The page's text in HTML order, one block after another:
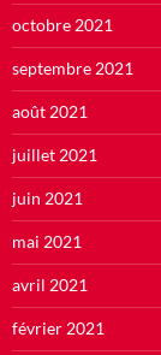
octobre 2021
septembre 2021
août 2021
juillet 2021
juin 2021
mai 2021
avril 2021
février 2021